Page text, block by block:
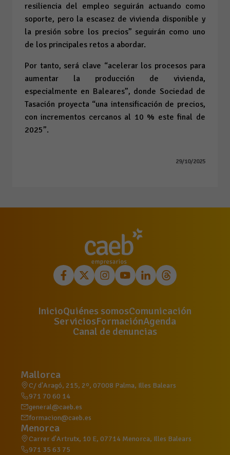
resiliencia del empleo seguirán actuando como
soporte, pero la escasez de vivienda disponible y
la presión sobre los precios” seguirán como uno
de los principales retos a abordar.
Por tanto, será clave “acelerar los procesos para
aumentar la producción de vivienda,
especialmente en Baleares”, donde Sociedad de
Tasación proyecta “una intensificación de precios,
con incrementos cercanos al 10 % este final de
2025”.
29/10/2025
InicioQuiénes somosComunicación
ServiciosFormaciónAgenda
Canal de denuncias
Mallorca
C/ d'Aragó, 215, 2º, 07008 Palma, Illes Balears
971 70 60 14
general@caeb.es
formacion@caeb.es
Menorca
Carrer d'Artrutx, 10 E, 07714 Menorca, Illes Balears
971 35 63 75